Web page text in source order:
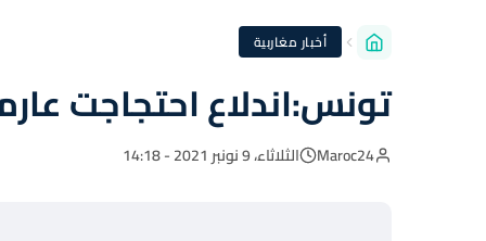
أخبار مغاربية
تونس:اندلاع احتجاجت
Maroc24 الثلاثاء، 9 نونبر 2021 - 14:18